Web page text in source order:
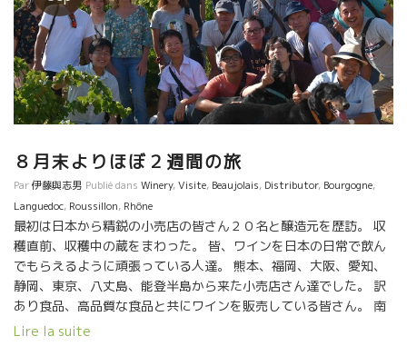
８月末よりほぼ２週間の旅
Par伊藤與志男 Publié dans Winery,Visite, Beaujolais, Distributor, Bourgogne,
Languedoc, Roussillon, Rhône
最初は日本から精鋭の小売店の皆さん２０名と醸造元を歴訪。 収
穫直前、収穫中の蔵をまわった。 皆、ワインを日本の日常で飲ん
でもらえるように頑張っている人達。 熊本、福岡、大阪、愛知、
静岡、東京、八丈島、能登半島から来た小売店さん達でした。 訳
あり食品、高品質な食品と共にワインを販売している皆さん。 南
フランス、地中海、コルビエール、サンシニャン、ナルボンヌ、
Lire la suite